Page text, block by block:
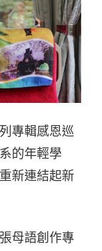
專輯感恩巡
的年輕學
新連結起新
母語創作專